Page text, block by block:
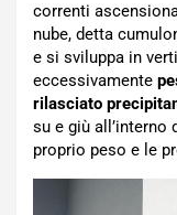
correnti
nube, detta
e si sviluppa in
eccessivamente
rilasciato
su e giù all’interno
proprio peso e le